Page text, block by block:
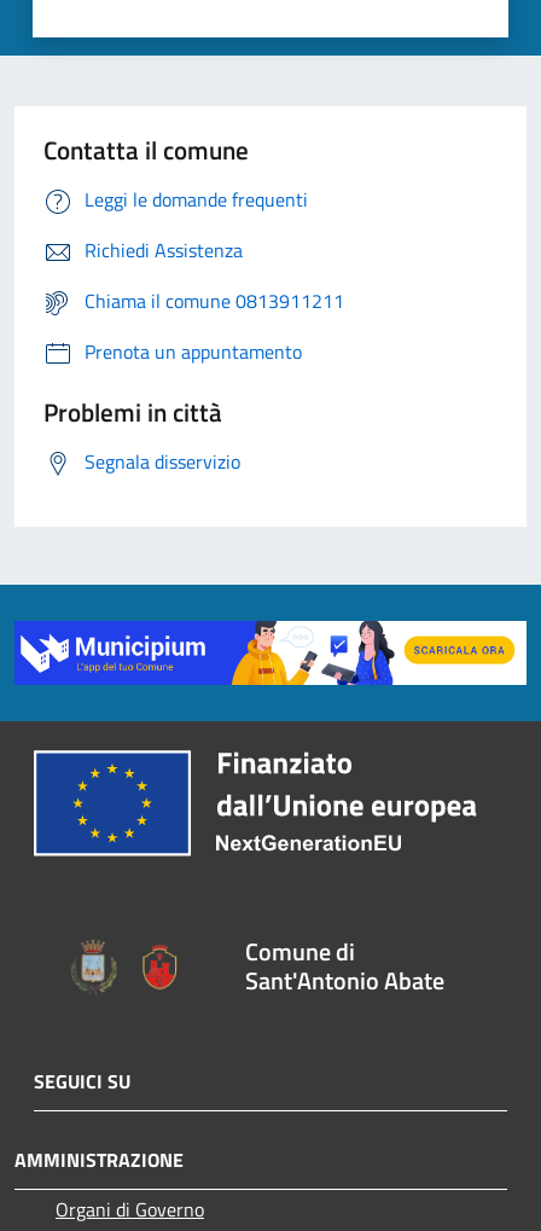
Contatta il comune
Leggi le domande frequenti
Richiedi Assistenza
Chiama il comune 0813911211
Prenota un appuntamento
Problemi in città
Segnala disservizio
Comune di
Sant'Antonio Abate
SEGUICI SU
AMMINISTRAZIONE
Organi di Governo